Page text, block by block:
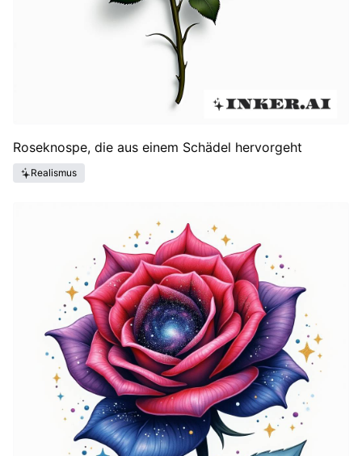
Roseknospe, die aus einem Schädel hervorgeht
Realismus